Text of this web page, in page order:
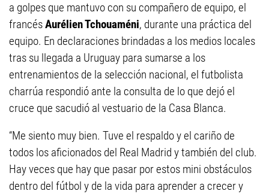
a golpes que mantuvo con su compañero de equipo, el
francésAurélien Tchouaméni, durante una práctica del
equipo. En declaraciones brindadas a los medios locales
tras su llegada a Uruguay para sumarse a los
entrenamientos de la selección nacional, el futbolista
charrúa respondió ante la consulta de lo que dejó el
cruce que sacudió al vestuario de la Casa Blanca.
“Me siento muy bien. Tuve el respaldo y el cariño de
todos los aficionados del Real Madrid y también del club.
Hay veces que hay que pasar por estos mini obstáculos
dentro del fútbol y de la vida para aprender a crecer y